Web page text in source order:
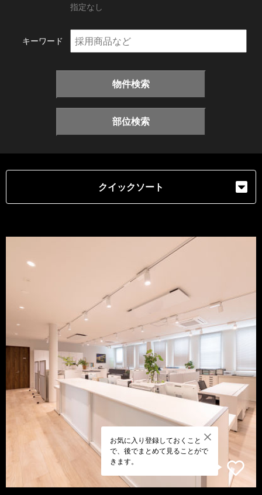
指定なし
キーワード
物件検索
部位検索
クイックソート
お気に入り登録しておくこと
で、後でまとめて見ることがで
きます。